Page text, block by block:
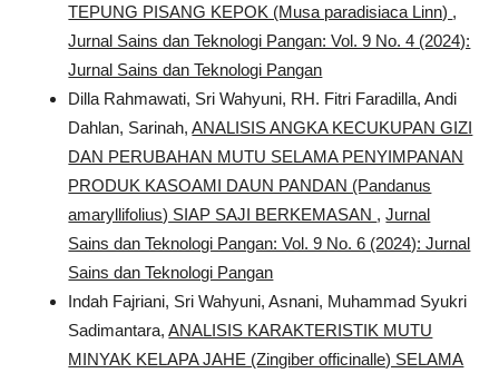
TEPUNG PISANG KEPOK (Musa paradisiaca Linn) ,
Jurnal Sains dan Teknologi Pangan: Vol. 9 No. 4 (2024):
Jurnal Sains dan Teknologi Pangan
Dilla Rahmawati, Sri Wahyuni, RH. Fitri Faradilla, Andi
Dahlan, Sarinah,ANALISIS ANGKA KECUKUPAN GIZI
DAN PERUBAHAN MUTU SELAMA PENYIMPANAN
PRODUK KASOAMI DAUN PANDAN (Pandanus
amaryllifolius) SIAP SAJI BERKEMASAN ,Jurnal
Sains dan Teknologi Pangan: Vol. 9 No. 6 (2024): Jurnal
Sains dan Teknologi Pangan
Indah Fajriani, Sri Wahyuni, Asnani, Muhammad Syukri
Sadimantara,ANALISIS KARAKTERISTIK MUTU
MINYAK KELAPA JAHE (Zingiber officinalle) SELAMA